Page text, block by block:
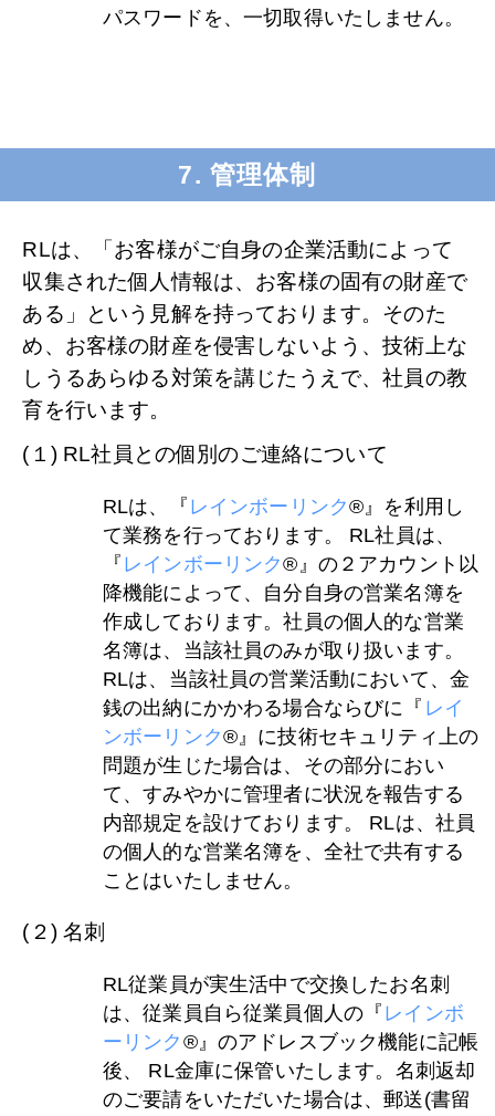
パスワードを、一切取得いたしません。
7. 管理体制
RLは、「お客様がご自身の企業活動によって
収集された個人情報は、お客様の固有の財産で
ある」という見解を持っております。そのた
め、お客様の財産を侵害しないよう、技術上な
しうるあらゆる対策を講じたうえで、社員の教
育を行います。
(１) RL社員との個別のご連絡について
RLは、『 レインボーリンク®』を利用し
て業務を行っております。 RL社員は、
『 レインボーリンク®』の２アカウント以
降機能によって、自分自身の営業名簿を
作成しております。社員の個人的な営業
名簿は、当該社員のみが取り扱います。
RLは、当該社員の営業活動において、金
銭の出納にかかわる場合ならびに『 レイ
ンボーリンク®』に技術セキュリティ上の
問題が生じた場合は、その部分におい
て、すみやかに管理者に状況を報告する
内部規定を設けております。 RLは、社員
の個人的な営業名簿を、全社で共有する
ことはいたしません。
(２) 名刺
RL従業員が実生活中で交換したお名刺
は、従業員自ら従業員個人の『 レインボ
ーリンク ®』のアドレスブック機能に記帳
後、 RL金庫に保管いたします。名刺返却
のご要請をいただいた場合は、郵送(書留